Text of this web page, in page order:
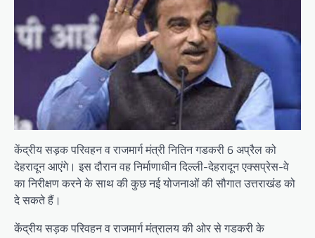
केंद्रीय सड़क परिवहन व राजमार्ग मंत्री नितिन गडकरी 6 अप्रैल को
देहरादून आएंगे। इस दौरान वह निर्माणाधीन दिल्ली-देहरादून एक्सप्रेस-वे
का निरीक्षण करने के साथ की कुछ नई योजनाओं की सौगात उत्तराखंड को
दे सकते हैं।
केंद्रीय सड़क परिवहन व राजमार्ग मंत्रालय की ओर से गडकरी के